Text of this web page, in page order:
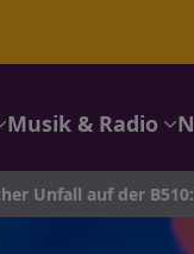
Musik & Radio
der B510: 24-